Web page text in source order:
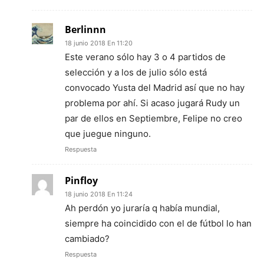
Berlinnn
18 junio 2018 En 11:20
Este verano sólo hay 3 o 4 partidos de
selección y a los de julio sólo está
convocado Yusta del Madrid así que no hay
problema por ahí. Si acaso jugará Rudy un
par de ellos en Septiembre, Felipe no creo
que juegue ninguno.
Respuesta
Pinfloy
18 junio 2018 En 11:24
Ah perdón yo juraría q había mundial,
siempre ha coincidido con el de fútbol lo han
cambiado?
Respuesta